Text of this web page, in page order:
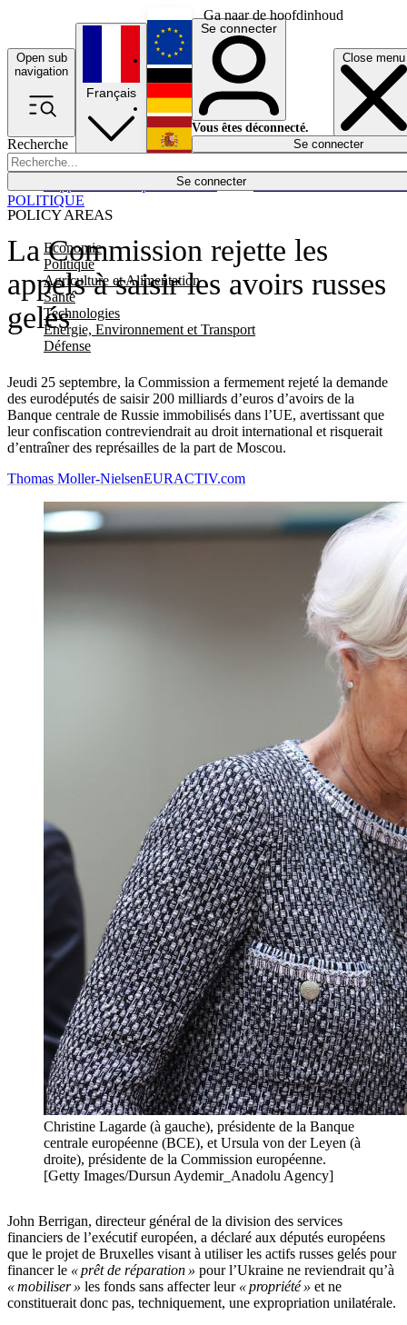
Ga naar de hoofdinhoud
Open sub
navigation
Close menu
Recherche
Se connecter
POLICY AREAS
Economie
Politique
Agriculture et Alimentation
Santé
Technologies
Energie, Environnement et Transport
Défense
Économie
Français
English
Deutsch
Español
Se connecter
Vous êtes déconnecté.
Se connecter
La Commission rejette les
appels à saisir les avoirs russes
gelés
Jeudi 25 septembre, la Commission a fermement rejeté la demande
des eurodéputés de saisir 200 milliards d’euros d’avoirs de la
Banque centrale de Russie immobilisés dans l’UE, avertissant que
leur confiscation contreviendrait au droit international et risquerait
d’entraîner des représailles de la part de Moscou.
POLITIQUE
Thomas Moller-NielsenEURACTIV.com
Christine Lagarde (à gauche), présidente de la Banque
centrale européenne (BCE), et Ursula von der Leyen (à
droite), présidente de la Commission européenne.
[Getty Images/Dursun Aydemir_Anadolu Agency]
John Berrigan, directeur général de la division des services
financiers de l’exécutif européen, a déclaré aux députés européens
que le projet de Bruxelles visant à utiliser les actifs russes gelés pour
financer le « prêt de réparation » pour l’Ukraine ne reviendrait qu’à
« mobiliser » les fonds sans affecter leur « propriété » et ne
constituerait donc pas, techniquement, une expropriation unilatérale.